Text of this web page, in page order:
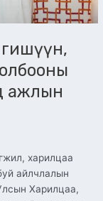
ажлын
харилцаа
айлчлалын
Харилцаа,